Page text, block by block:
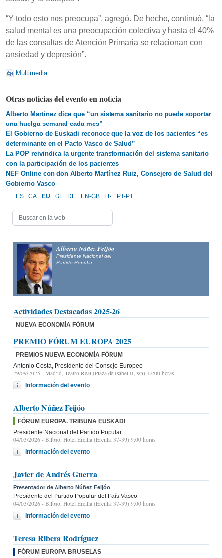
“Y todo esto nos preocupa”, agregó. De hecho, continuó, “la
salud mental es una preocupación colectiva y hasta el 40%
de las consultas de Atención Primaria se relacionan con
ansiedad y depresión”.
Multimedia
Otras noticias del evento en noticia
Alberto Martínez dice que “un sistema sanitario no puede soportar
una huelga semanal cada mes”
El Gobierno de Euskadi reconoce que la voz de los pacientes “es
determinante en el Pacto Vasco de Salud”
La POP reivindica la urgente transformación del sistema sanitario
con la participación de los pacientes
NEF Online con don Alberto Martínez Ruiz, Consejero de Salud del
Gobierno Vasco
ES CA EU GL DE EN-GB FR PT-PT
Alberto Núñez Feijóo
Presidente Nacional del
Partido Popular
Actividades Destacadas 2025-26
NUEVA ECONOMÍA FÓRUM
PREMIO FÓRUM EUROPA 2025
PREMIOS NUEVA ECONOMÍA FÓRUM
Antonio Costa, Presidente del Consejo Europeo
29/09/2025 - Madrid, Teatro Real (Plaza de Isabel II, s/n) 12:00 horas
Información del evento
Alberto Núñez Feijóo
FÓRUM EUROPA. TRIBUNA EUSKADI
Presidente Nacional del Partido Popular
04/03/2026 - Bilbao, Hotel Ercilla (Ercilla, 37-39) 9:00 horas
Información del evento
Javier de Andrés Guerra
Presentador de Alberto Núñez Feijóo
Presidente del Partido Popular del País Vasco
04/03/2026 - Bilbao, Hotel Ercilla (Ercilla, 37-39) 9:00 horas
Información del evento
Teresa Ribera Rodríguez
FÓRUM EUROPA BRUSELAS